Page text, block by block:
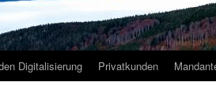
Digitalisierung Privatkunden